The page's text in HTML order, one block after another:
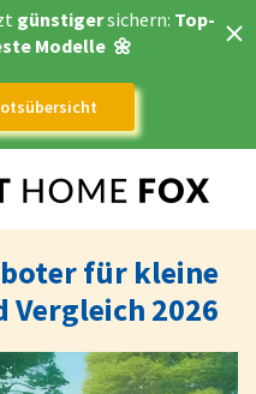
günstigersichern: Top-
Modelle 🌼
für kleine
Vergleich 2026